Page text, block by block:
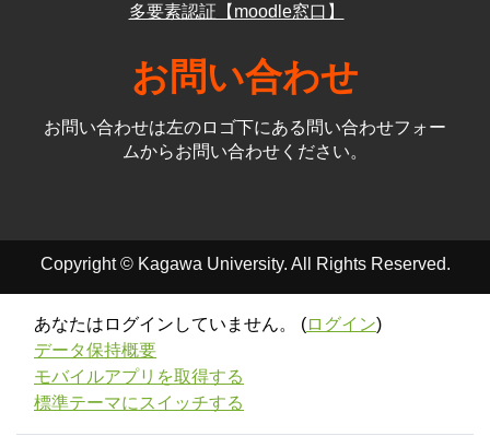
多要素認証【moodle窓口】
お問い合わせ
お問い合わせは左のロゴ下にある問い合わせフォー
ムからお問い合わせください。
Copyright © Kagawa University. All Rights Reserved.
あなたはログインしていません。 (ログイン)
データ保持概要
モバイルアプリを取得する
標準テーマにスイッチする